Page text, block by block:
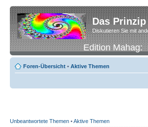
Das
Diskutieren Sie mit
Edition Mahag:
Foren-Übersicht • Aktive Themen
Unbeantwortete Themen •Aktive Themen